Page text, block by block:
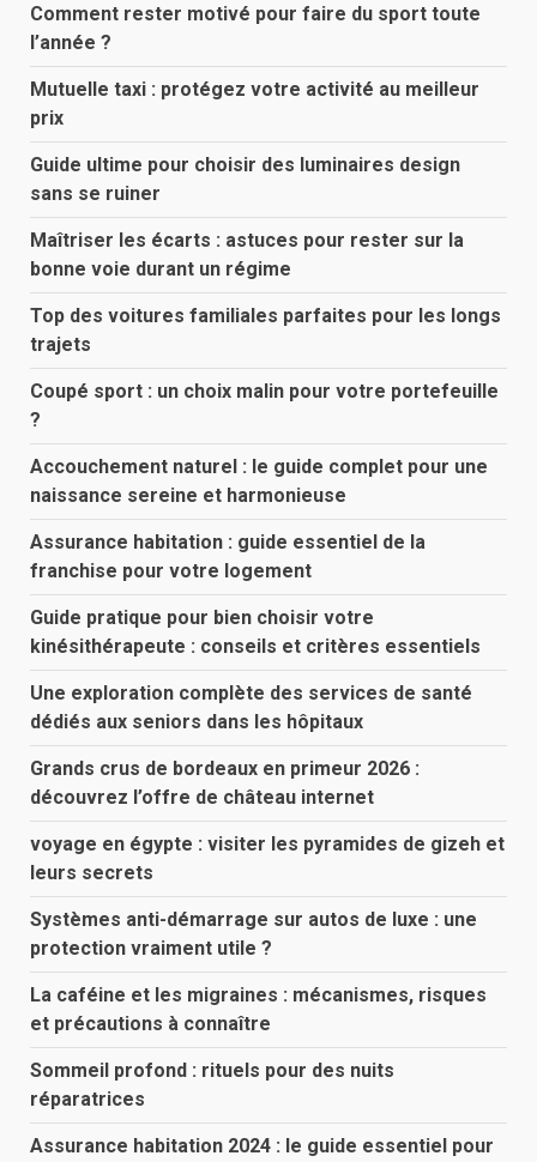
Comment rester motivé pour faire du sport toute
l’année ?
Mutuelle taxi : protégez votre activité au meilleur
prix
Guide ultime pour choisir des luminaires design
sans se ruiner
Maîtriser les écarts : astuces pour rester sur la
bonne voie durant un régime
Top des voitures familiales parfaites pour les longs
trajets
Coupé sport : un choix malin pour votre portefeuille
?
Accouchement naturel : le guide complet pour une
naissance sereine et harmonieuse
Assurance habitation : guide essentiel de la
franchise pour votre logement
Guide pratique pour bien choisir votre
kinésithérapeute : conseils et critères essentiels
Une exploration complète des services de santé
dédiés aux seniors dans les hôpitaux
Grands crus de bordeaux en primeur 2026 :
découvrez l’offre de château internet
voyage en égypte : visiter les pyramides de gizeh et
leurs secrets
Systèmes anti-démarrage sur autos de luxe : une
protection vraiment utile ?
La caféine et les migraines : mécanismes, risques
et précautions à connaître
Sommeil profond : rituels pour des nuits
réparatrices
Assurance habitation 2024 : le guide essentiel pour